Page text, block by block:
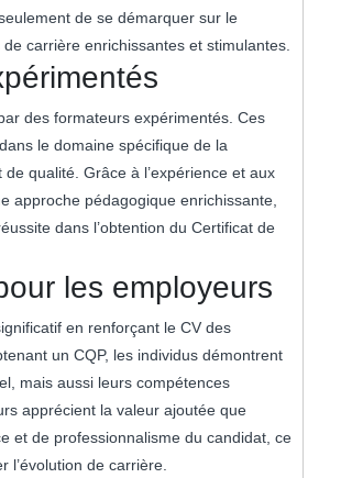
de se démarquer sur le
carrière enrichissantes et stimulantes.
des formateurs expérimentés. Ces
le domaine spécifique de la
qualité. Grâce à l’expérience et aux
approche pédagogique enrichissante,
dans l’obtention du Certificat de
les employeurs
en renforçant le CV des
un CQP, les individus démontrent
mais aussi leurs compétences
apprécient la valeur ajoutée que
et de professionnalisme du candidat, ce
de carrière.